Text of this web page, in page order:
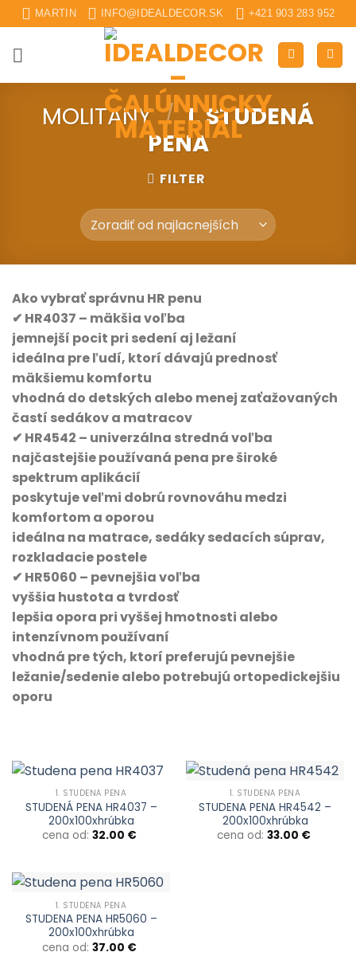
Skip
to
content
MARTIN INFO@IDEALDECOR.SK +421 903 283 952
MOLITANY / 1. STUDENÁ
PENA
FILTER
Ako vybrať správnu HR penu
✔ HR4037 – mäkšia voľba
jemnejší pocit pri sedení aj ležaní
ideálna pre ľudí, ktorí dávajú prednosť
mäkšiemu komfortu
vhodná do detských alebo menej zaťažovaných
častí sedákov a matracov
✔ HR4542 – univerzálna stredná voľba
najčastejšie používaná pena pre široké
spektrum aplikácií
poskytuje veľmi dobrú rovnováhu medzi
komfortom a oporou
ideálna na matrace, sedáky sedacích súprav,
rozkladacie postele
✔ HR5060 – pevnejšia voľba
vyššia hustota a tvrdosť
lepšia opora pri vyššej hmotnosti alebo
intenzívnom používaní
vhodná pre tých, ktorí preferujú pevnejšie
ležanie/sedenie alebo potrebujú ortopedickejšiu
oporu
1. STUDENÁ PENA
STUDENÁ PENA HR4037 –
200x100xhrúbka
cena od: 32.00 €
1. STUDENÁ PENA
STUDENA PENA HR4542 –
200x100xhrúbka
cena od: 33.00 €
1. STUDENÁ PENA
STUDENA PENA HR5060 –
200x100xhrúbka
cena od: 37.00 €